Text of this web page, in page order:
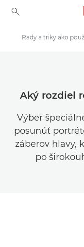
Aký rozdiel
Výber
posunúť
záberov hlavy,
po